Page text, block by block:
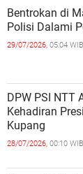
Bentrokan di
Polisi Dalami
29/07/2026, 05:04 WIB
DPW PSI NTT
Kehadiran
Kupang
28/07/2026, 00:10 WIB